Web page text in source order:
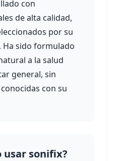
con
de alta calidad,
por su
sido formulado
a la salud
general, sin
con su
usar sonifix?